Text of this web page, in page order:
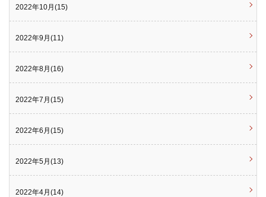
2022年10月(15)
2022年9月(11)
2022年8月(16)
2022年7月(15)
2022年6月(15)
2022年5月(13)
2022年4月(14)